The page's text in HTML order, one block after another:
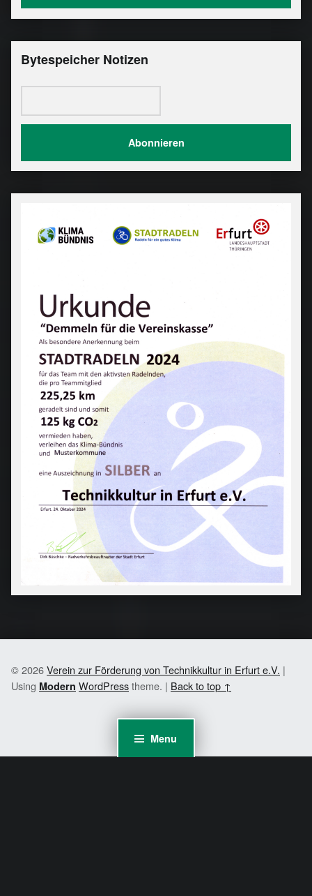
Menu
Bytespeicher Notizen
© 2026Verein zur Förderung von Technikkultur in Erfurt e.V. |
Using Modern WordPresstheme. | Back to top ↑